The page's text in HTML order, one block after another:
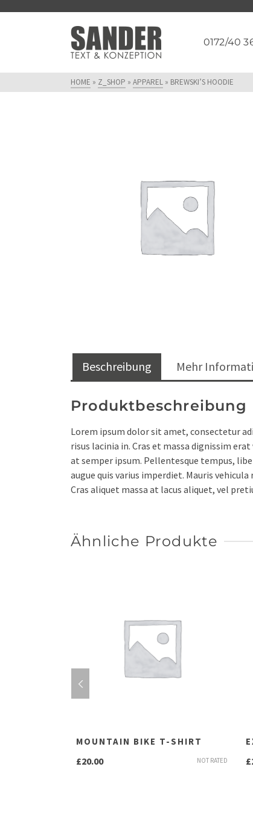
0172/40
HOME » Z_SHOP » APPAREL » BREWSKI’S HOODIE
Beschreibung Mehr
Produktbeschreibung
Lorem ipsum dolor sit amet, consectetur
risus lacinia in. Cras et massa dignissim
at semper ipsum. Pellentesque tempus,
augue quis varius imperdiet. Mauris
Cras aliquet massa at lacus aliquet, vel
Ähnliche Produkte
MOUNTAIN BIKE T-SHIRT
NOT RATED
£20.00 £